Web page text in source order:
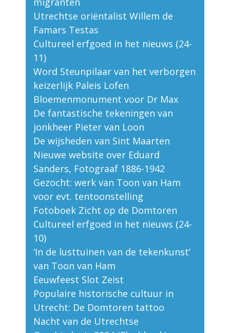
Utrechtse oriëntalist Willem de
Famars Testas
Cultureel erfgoed in het nieuws (24-
11)
Word Steunpilaar van het verborgen
keizerlijk Paleis Lofen
Bloemenmonument voor Dr Max
De fantastische tekeningen van
jonkheer Pieter van Loon
De wijsheden van Sint Maarten
Nieuwe website over Eduard
Sanders, Fotograaf 1886-1942
Gezocht: werk van Toon van Ham
voor evt. tentoonstelling
Fotoboek Zicht op de Domtoren
Cultureel erfgoed in het nieuws (24-
10)
‘In de lusttuinen van de tekenkunst’
van Toon van Ham
Eeuwfeest Slot Zeist
Populaire historische cultuur in
Utrecht: De Domtoren tattoo
Nacht van de Utrechtse